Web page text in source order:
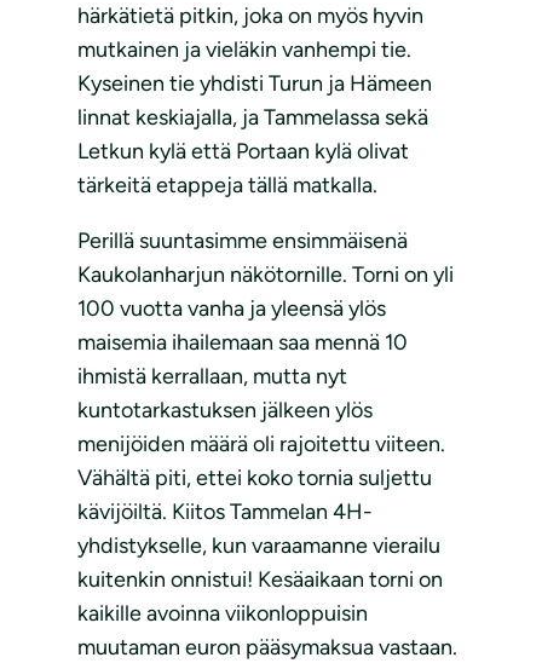
härkätietä pitkin, joka on myös hyvin
mutkainen ja vieläkin vanhempi tie.
Kyseinen tie yhdisti Turun ja Hämeen
linnat keskiajalla, ja Tammelassa sekä
Letkun kylä että Portaan kylä olivat
tärkeitä etappeja tällä matkalla.
Perillä suuntasimme ensimmäisenä
Kaukolanharjun näkötornille. Torni on yli
100 vuotta vanha ja yleensä ylös
maisemia ihailemaan saa mennä 10
ihmistä kerrallaan, mutta nyt
kuntotarkastuksen jälkeen ylös
menijöiden määrä oli rajoitettu viiteen.
Vähältä piti, ettei koko tornia suljettu
kävijöiltä. Kiitos Tammelan 4H-
yhdistykselle, kun varaamanne vierailu
kuitenkin onnistui! Kesäaikaan torni on
kaikille avoinna viikonloppuisin
muutaman euron pääsymaksua vastaan.